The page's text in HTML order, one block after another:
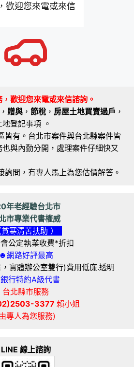
歡迎您來電或來信
歡迎您來電或來信諮詢。
， 贈與 ， 節稅 ， 房屋土地買賣過戶 ，
地登記事項 。
皆有。台北市案件與台北縣案件皆
與內勤分開，處理案件仔細快又
詢問，有專人馬上為您估價解答。
年老經驗台北市
市專業代書權威
貧寒清苦扶助 ）
公定執業收費*折扣
☻網路好評最高
實體辦公室雙行)費用低廉.透明
銀行特約A級代書
台北縣市服務
3377 賴小姐
專人為您服務)
LINE 線上諮詢